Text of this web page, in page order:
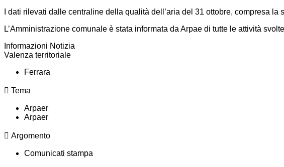
I dati rilevati dalle centraline della qualità dell’aria del 31 ottobre, compresa
L’Amministrazione comunale è stata informata da Arpae di tutte le attività
Informazioni Notizia
Valenza territoriale
Ferrara
Tema
Arpaer
Arpaer
Argomento
Comunicati stampa